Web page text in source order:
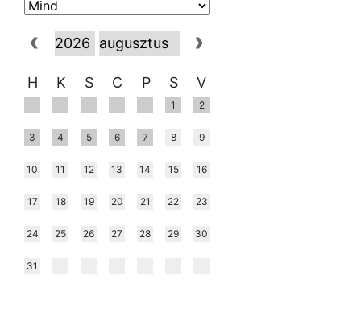
H K S C P S V
1 2
3 4 5 6 7 8 9
10 11 12 13 14 15 16
17 18 19 20 21 22 23
24 25 26 27 28 29 30
31